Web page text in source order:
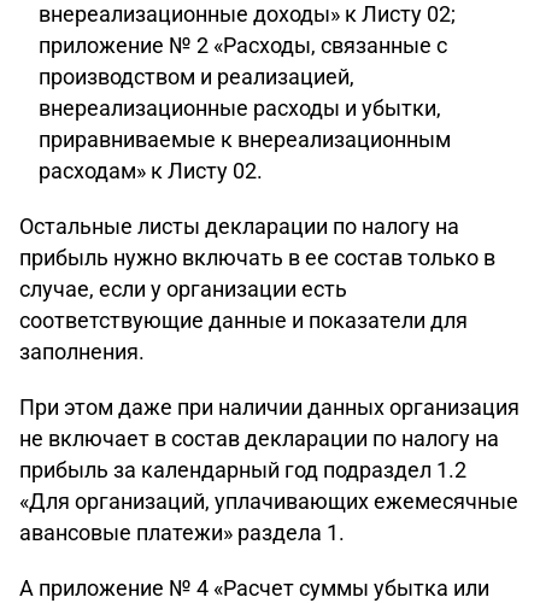
внереализационные доходы» к Листу 02;
приложение № 2 «Расходы, связанные с
производством и реализацией,
внереализационные расходы и убытки,
приравниваемые к внереализационным
расходам» к Листу 02.
Остальные листы декларации по налогу на
прибыль нужно включать в ее состав только в
случае, если у организации есть
соответствующие данные и показатели для
заполнения.
При этом даже при наличии данных организация
не включает в состав декларации по налогу на
прибыль за календарный год подраздел 1.2
«Для организаций, уплачивающих ежемесячные
авансовые платежи» раздела 1.
А приложение № 4 «Расчет суммы убытка или